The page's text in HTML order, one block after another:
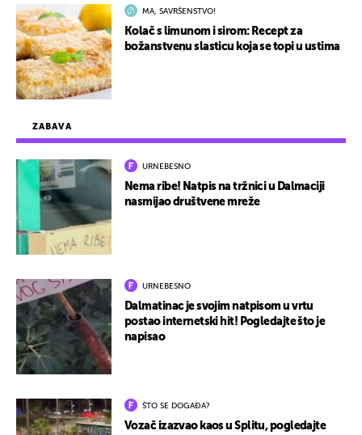
ZABAVA
URNEBESNO
Nema ribe! Natpis na tržnici u Dalmaciji
nasmijao društvene mreže
URNEBESNO
Dalmatinac je svojim natpisom u vrtu
postao internetski hit! Pogledajte što je
napisao
ŠTO SE DOGAĐA?
Vozač izazvao kaos u Splitu, pogledajte
MA, SAVRŠENSTVO!
Kolač s limunom i sirom: Recept za
božanstvenu slasticu koja se topi u ustima